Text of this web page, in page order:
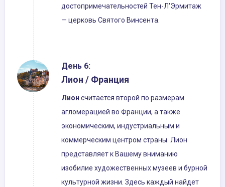
достопримечательностей Тен-Л'Эрмитаж
— церковь Святого Винсента.
День 6:
Лион / Франция
Лион считается второй по размерам
агломерацией во Франции, а также
экономическим, индустриальным и
коммерческим центром страны. Лион
представляет к Вашему вниманию
изобилие художественных музеев и бурной
культурной жизни. Здесь каждый найдет